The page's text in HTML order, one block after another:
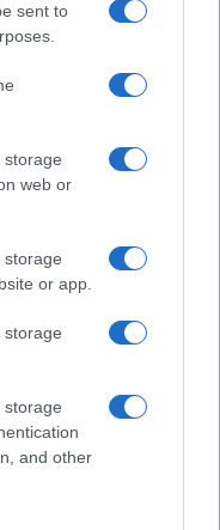
sent to
storage
web or
storage
or app.
storage
storage
and other